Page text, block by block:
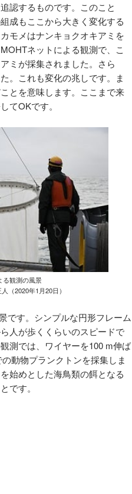
認するものです。このこと
成もここから大きく変化する
モメはナンキョクオキアミを
MOHTネットによる観測で、こ
ミが採集されました。さら
。これも変化の兆しです。ま
とを意味します。ここまで来
てOKです。
る観測の風景
（2020年1月20日）
です。シンプルな円形フレーム
人が歩くくらいのスピードで
測では、ワイヤーを100 m伸ば
の動物プランクトンを採集しま
始めとした海鳥類の餌となる
です。